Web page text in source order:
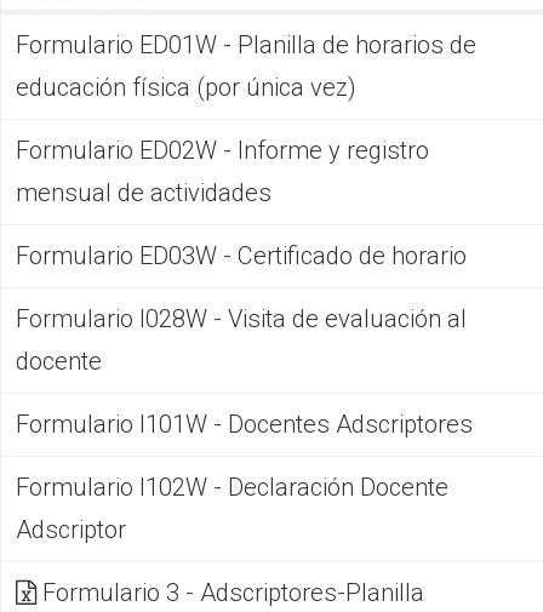
Formulario ED01W - Planilla de horarios de
educación física (por única vez)
Formulario ED02W - Informe y registro
mensual de actividades
Formulario ED03W - Certificado de horario
Formulario I028W - Visita de evaluación al
docente
Formulario I101W - Docentes Adscriptores
Formulario I102W - Declaración Docente
Adscriptor
Formulario 3 - Adscriptores-Planilla